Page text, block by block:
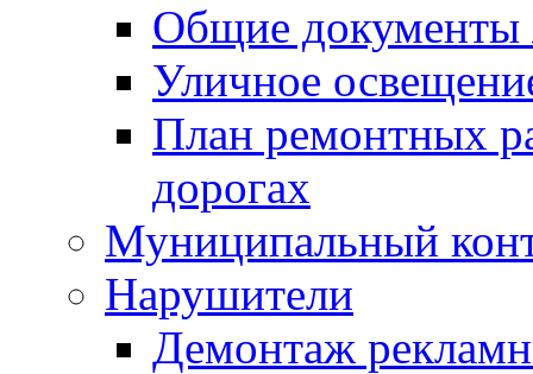
Общие
Уличное
План ремонтных
дорогах
Муниципальный
Нарушители
Демонтаж